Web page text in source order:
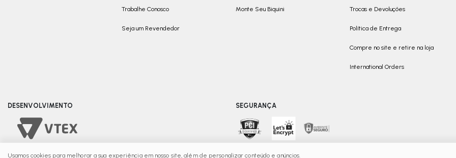
Trabalhe Conosco
Seja um Revendedor
Monte Seu Biquini Trocas e Devoluções
Política de Entrega
Compre no site e retire na loja
International Orders
DESENVOLVIMENTO SEGURANÇA
Usamos cookies para melhorar a sua experiência em nosso site, além de personalizar conteúdo e anúncios.